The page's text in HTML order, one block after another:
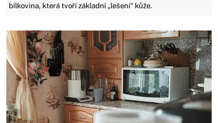
bílkovina, která tvoří základní „lešení“ kůže.